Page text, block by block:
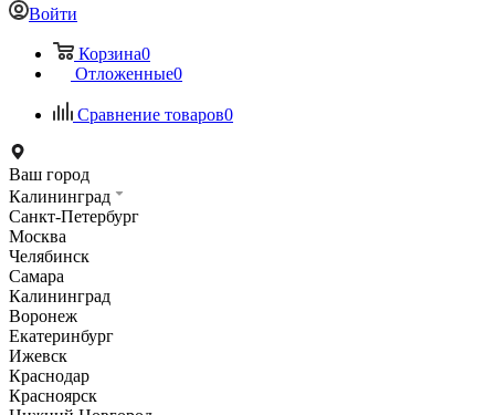
Войти
Корзина0
Отложенные0
Сравнение товаров0
Ваш город
Калининград
Санкт-Петербург
Москва
Челябинск
Самара
Калининград
Воронеж
Екатеринбург
Ижевск
Краснодар
Красноярск